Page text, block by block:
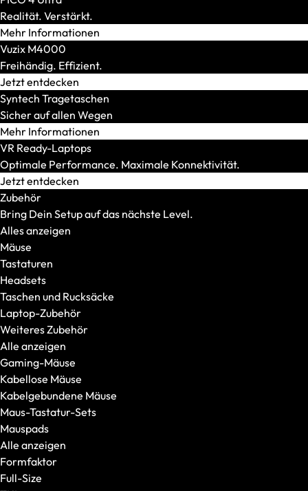
Realität. Verstärkt.
Mehr Informationen
Vuzix M4000
Freihändig. Effizient.
Jetzt entdecken
Syntech Tragetaschen
Sicher auf allen Wegen
Mehr Informationen
VR Ready-Laptops
Optimale Performance. Maximale Konnektivität.
Jetzt entdecken
Zubehör
Bring Dein Setup auf das nächste Level.
Alles anzeigen
Mäuse
Tastaturen
Headsets
Taschen und Rucksäcke
Laptop-Zubehör
Weiteres Zubehör
Alle anzeigen
Gaming-Mäuse
Kabellose Mäuse
Kabelgebundene Mäuse
Maus-Tastatur-Sets
Mauspads
Alle anzeigen
Formfaktor
Full-Size
CPU-Generation
AMD Fire Range
AMD Krackan Point
AMD Strix Point
Intel Arrow Lake H
Intel Arrow Lake HX
Konnektivität
Thunderbolt/USB4
RJ45 Port (LAN)
HDMI 2.1
DisplayPort 2.1
Kartenleser
SmartCard
Wi-Fi 7
LTE
Display-Features
Mini-LED/OLED
500 Nits oder mehr
240 Hz oder mehr
100 % DCI-P3
Weitere Features
OASIS Ready
PCIe 5.0 SSD
Per-Key-RGB
Windows Hello
Modellserie
Alle anzeigen
XMG NOMAD
XMG SECTOR
XMG TRINITY